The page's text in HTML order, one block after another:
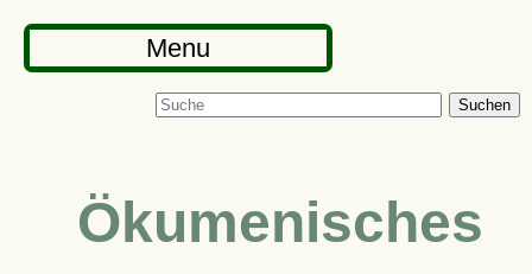
Menu
Suchen
Ökumenisches